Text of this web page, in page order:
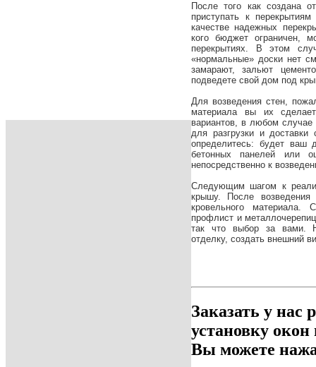
После того как создана
приступать к
качестве надежных
кого бюджет ограничен,
перекрытиях. В этом
«нормальные» доски нет
замарают, зальют
подведете свой дом под
Для возведения стен,
материала вы их
вариантов, в любом случае
для разгрузки и доставки
определитесь: будет ваш
бетонных панелей или
непосредственно к
Следующим шагом к
крышу. После возведения
кровельного материала.
профлист и
так что выбор за вами.
отделку, создать внешний
Заказать у нас
установку
Вы можете